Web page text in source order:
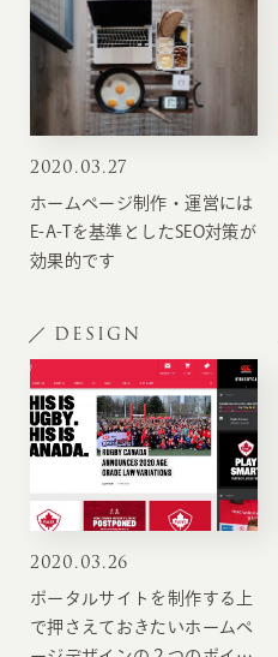
2020.03.27
ホームページ制作・運営には
E-A-Tを基準としたSEO対策が
効果的です
DESIGN
2020.03.26
ポータルサイトを制作する上
で押さえておきたいホームペ